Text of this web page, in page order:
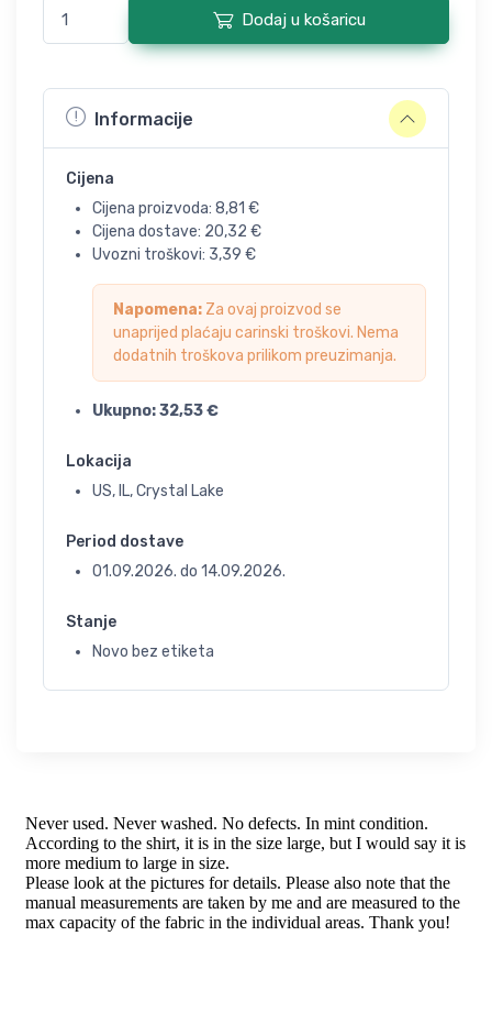
Dodaj u košaricu
Informacije
Cijena
Cijena proizvoda: 8,81 €
Cijena dostave: 20,32 €
Uvozni troškovi: 3,39 €
Napomena: Za ovaj proizvod se
unaprijed plaćaju carinski troškovi. Nema
dodatnih troškova prilikom preuzimanja.
Ukupno:32,53€
Lokacija
US, IL, Crystal Lake
Period dostave
01.09.2026. do 14.09.2026.
Stanje
Novo bez etiketa